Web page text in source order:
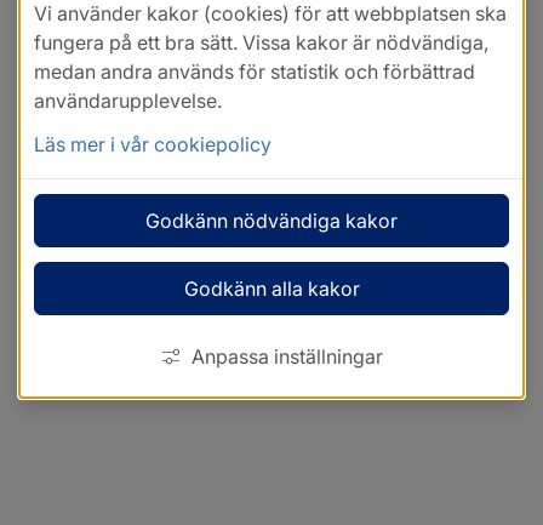
Vi använder kakor (cookies) för att webbplatsen ska
fungera på ett bra sätt. Vissa kakor är nödvändiga,
medan andra används för statistik och förbättrad
användarupplevelse.
Läs mer i vår cookiepolicy
Godkänn nödvändiga kakor
Godkänn alla kakor
Anpassa inställningar